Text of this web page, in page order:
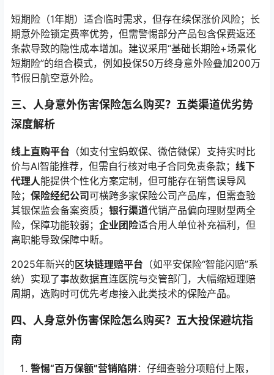
短期险（1年期）适合临时需求，但存在续保涨价风险；长
期意外险锁定费率优势，但需警惕部分产品包含保费返还
条款导致的隐性成本增加。建议采用“基础长期险+场景化
短期险”的组合模式，例如投保50万终身意外险叠加200万
节假日航空意外险。
三、人身意外伤害保险怎么购买？五类渠道优劣势
深度解析
线上直购平台 （如支付宝蚂蚁保、微信微保）支持实时比
价与AI智能推荐，但需自行核对电子合同免责条款； 线下
代理人能提供个性化方案定制，但可能存在销售误导风
险； 保险经纪公司可横跨多家保险公司产品库，但需查验
其银保监会备案资质； 银行渠道代销产品偏向理财型两全
险，保障功能较弱； 企业团险适合用人单位补充福利，但
离职能导致保障中断。
2025年新兴的区块链理赔平台 （如平安保险“智能闪赔”系
统）实现了事故数据直连医院与交管部门，大幅缩短理赔
周期，选购时可优先考虑接入此类技术的保险产品。
四、人身意外伤害保险怎么购买？五大投保避坑指
南
警惕“百万保额”营销陷阱：仔细查验分项赔付上限，